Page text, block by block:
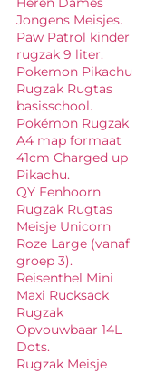
Jongens Meisjes.
Paw Patrol kinder
rugzak 9 liter.
Pokemon Pikachu
Rugzak Rugtas
basisschool.
Pokémon Rugzak
A4 map formaat
41cm Charged up
Pikachu.
QY Eenhoorn
Rugzak Rugtas
Meisje Unicorn
Roze Large (vanaf
groep 3).
Reisenthel Mini
Maxi Rucksack
Rugzak
Opvouwbaar 14L
Dots.
Rugzak Meisje